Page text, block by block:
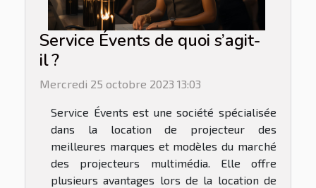
Service Évents de quoi s’agit-
il ?
Mercredi 25 octobre 2023 13:03
Service Évents est une société spécialisée
dans la location de projecteur des
meilleures marques et modèles du marché
des projecteurs multimédia. Elle offre
plusieurs avantages lors de la location de